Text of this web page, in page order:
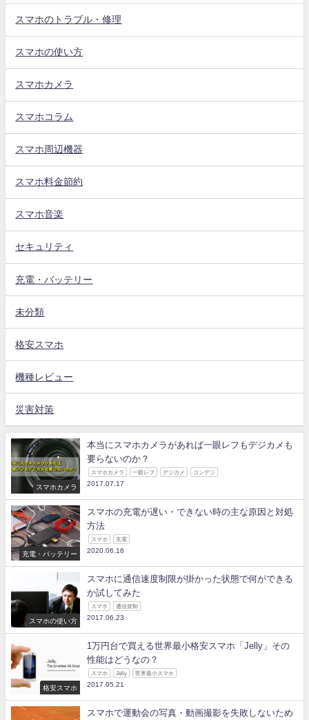
スマホのトラブル・修理
スマホの使い方
スマホカメラ
スマホコラム
スマホ周辺機器
スマホ料金節約
スマホ音楽
セキュリティ
充電・バッテリー
未分類
格安スマホ
機種レビュー
災害対策
スマホカメラ
本当にスマホカメラがあれば一眼レフもデジカメも
要らないのか？
スマホカメラ 一眼レフ デジカメ コンデジ
2017.07.17
充電・バッテリー
スマホの充電が遅い・できない時の主な原因と対処
方法
スマホ 充電
2020.06.16
スマホの使い方
スマホに通信速度制限が掛かった状態で何ができる
か試してみた
スマホ 通信規制
2017.06.23
格安スマホ
1万円台で買える世界最小格安スマホ「Jelly」その
性能はどうなの？
スマホ Jelly 世界最小スマホ
2017.05.21
スマホで運動会の写真・動画撮影を失敗しないため